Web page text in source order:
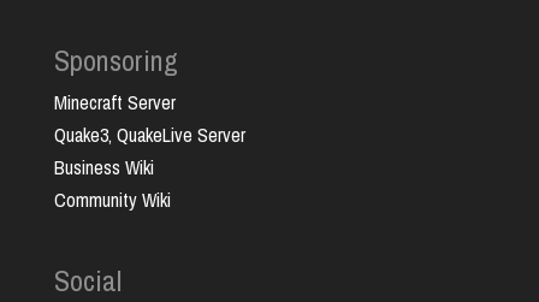
Sponsoring
Minecraft Server
Quake3, QuakeLive Server
Business Wiki
Community Wiki
Social